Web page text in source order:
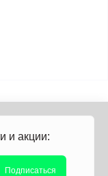
и акции:
Подписаться